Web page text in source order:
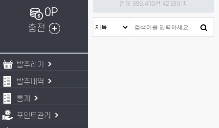
0P
충전
발주하기
발주내역
통계
포인트관리
전체 989,410건 42 페이지